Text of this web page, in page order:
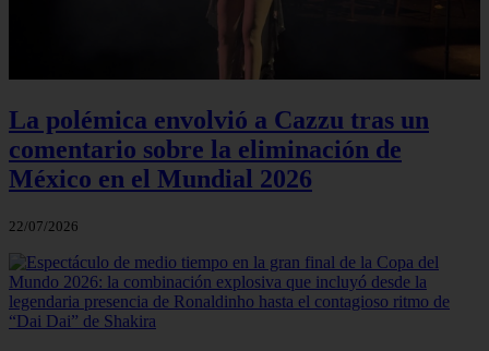
La polémica envolvió a Cazzu tras un
comentario sobre la eliminación de
México en el Mundial 2026
22/07/2026